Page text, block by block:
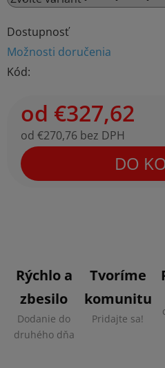
Dostupnosť
Možnosti doručenia
Kód:
od €327,62
od €270,76 bez DPH
Jednotková cena:
DO
Rýchlo a
zbesilo
Dodanie do
druhého dňa
Tvoríme
komunitu
Pridajte sa!